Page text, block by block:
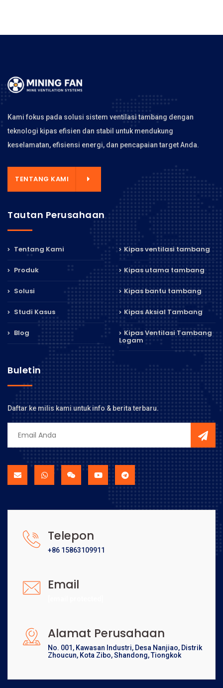
Kami fokus pada solusi sistem ventilasi tambang dengan
teknologi kipas efisien dan stabil untuk mendukung
keselamatan, efisiensi energi, dan pencapaian target Anda.
TENTANG KAMI
Tautan Perusahaan
Tentang Kami
Produk
Solusi
Studi Kasus
Blog
Kipas ventilasi tambang
Kipas utama tambang
Kipas bantu tambang
Kipas Aksial Tambang
Kipas Ventilasi Tambang
Logam
Buletin
Daftar ke milis kami untuk info & berita terbaru.
Telepon
+86 15863109911
Email
Alamat Perusahaan
No. 001, Kawasan Industri, Desa Nanjiao, Distrik
Zhoucun, Kota Zibo, Shandong, Tiongkok